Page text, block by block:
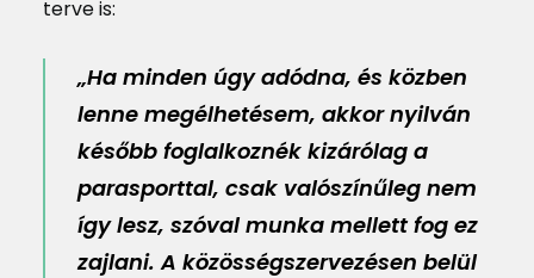
terve is:
„Ha minden úgy adódna, és közben
lenne megélhetésem, akkor nyilván
később foglalkoznék kizárólag a
parasporttal, csak valószínűleg nem
így lesz, szóval munka mellett fog ez
zajlani. A közösségszervezésen belül